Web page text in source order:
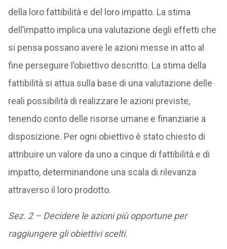
della loro fattibilità e del loro impatto. La stima
dell’impatto implica una valutazione degli effetti che
si pensa possano avere le azioni messe in atto al
fine perseguire l’obiettivo descritto. La stima della
fattibilità si attua sulla base di una valutazione delle
reali possibilità di realizzare le azioni previste,
tenendo conto delle risorse umane e finanziarie a
disposizione. Per ogni obiettivo è stato chiesto di
attribuire un valore da uno a cinque di fattibilità e di
impatto, determinandone una scala di rilevanza
attraverso il loro prodotto.
Sez. 2 – Decidere le azioni più opportune per
raggiungere gli obiettivi scelti.